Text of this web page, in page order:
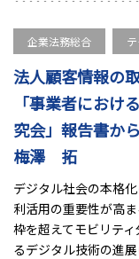
企業法務総合
法人顧客情報の
「事業者におけ
究会」報告書か
梅澤 拓
デジタル社会の本格
利活用の重要性が高
枠を超えてモビリテ
るデジタル技術の進